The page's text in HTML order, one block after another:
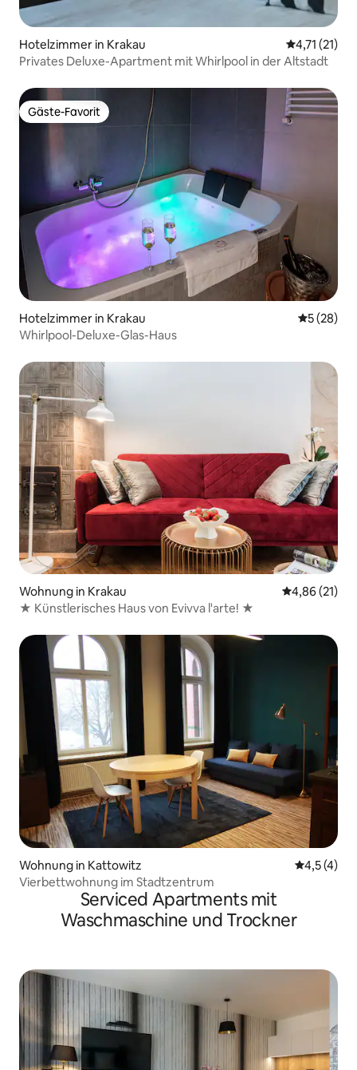
Hotelzimmer in Krakau
4,71 (21)
Privates Deluxe-Apartment mit Whirlpool in der Altstadt
Gäste-Favorit
Gäste-Favorit
Hotelzimmer in Krakau
5 (28)
Whirlpool-Deluxe-Glas-Haus
Wohnung in Krakau
4,86 (21)
★ Künstlerisches Haus von Evivva l'arte! ★
Wohnung in Kattowitz
4,5 (4)
Vierbettwohnung im Stadtzentrum
Serviced Apartments mit
Waschmaschine und Trockner